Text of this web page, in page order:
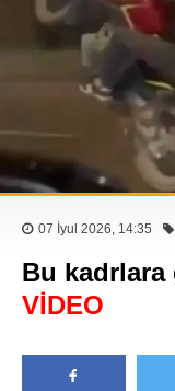
07 İyul 2026, 14:35
Bu
VİDEO